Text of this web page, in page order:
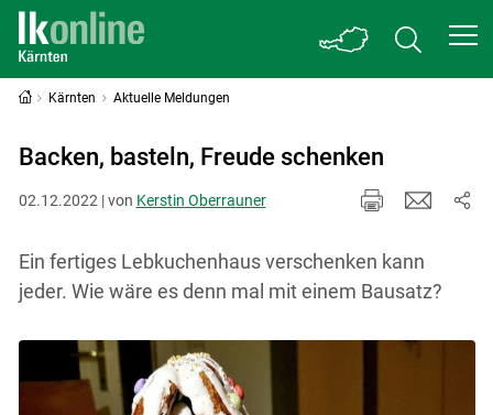
Kärnten Aktuelle Meldungen
Backen, basteln, Freude schenken
02.12.2022 | von Kerstin Oberrauner
Ein fertiges Lebkuchenhaus verschenken kann
jeder. Wie wäre es denn mal mit einem Bausatz?